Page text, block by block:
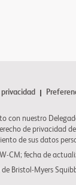
con nuestro
de privacidad
de sus datos
CM; fecha de
de Bristol-Myers